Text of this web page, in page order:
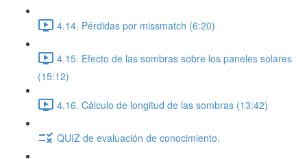
4.14. Pérdidas por missmatch (6:20)
4.15. Efecto de las sombras sobre los paneles solares
(15:12)
4.16. Cálculo de longitud de las sombras (13:42)
QUIZ de evaluación de conocimiento.